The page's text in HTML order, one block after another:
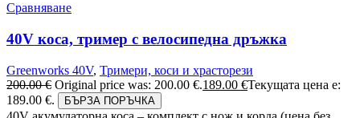
Сравняване
40V коса, тример с велосипедна дръжка
Greenworks 40V, Тримери, коси и храсторези
200.00€ Original price was: 200.00 €.189.00 €Текущата цена е:
189.00 €.
БЪРЗА ПОРЪЧКА